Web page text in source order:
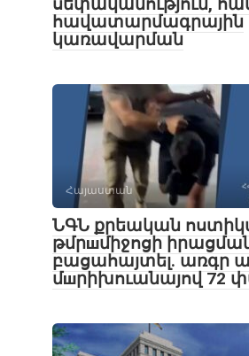
հավատարմագրային
կառավարման
Հայաստան
ՆԳՆ քրեական
թմրшմիջոցի
բացահայտել․ առգր
մшրիխուանայով 72